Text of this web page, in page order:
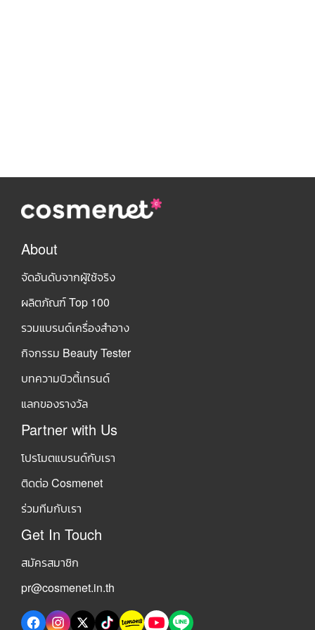
About
จัดอันดับจากผู้ใช้จริง
ผลิตภัณฑ์ Top 100
รวมแบรนด์เครื่องสำอาง
กิจกรรม Beauty Tester
บทความบิวตี้เทรนด์
แลกของรางวัล
Partner with Us
โปรโมตแบรนด์กับเรา
ติดต่อ Cosmenet
ร่วมทีมกับเรา
Get In Touch
สมัครสมาชิก
pr@cosmenet.in.th